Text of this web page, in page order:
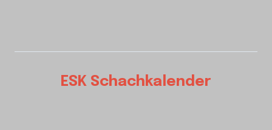
ESK Schachkalender